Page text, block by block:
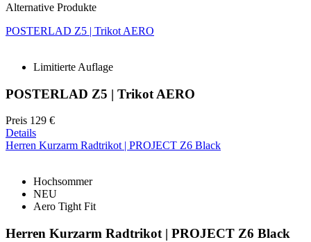
Alternative Produkte
POSTERLAD Z5 | Trikot AERO
Limitierte Auflage
POSTERLAD Z5 | Trikot AERO
Preis 129 €
Details
Herren Kurzarm Radtrikot | PROJECT Z6 Black
Hochsommer
NEU
Aero Tight Fit
Herren Kurzarm Radtrikot | PROJECT Z6 Black